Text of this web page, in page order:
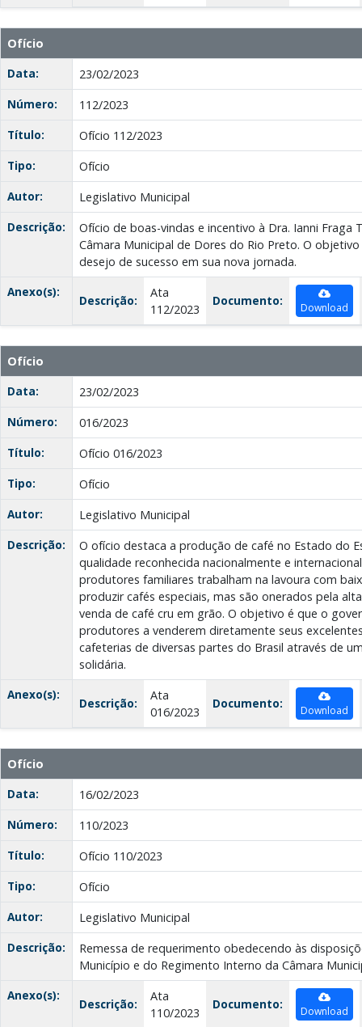
Ofício
Data:
23/02/2023
Número:
112/2023
Título:
Ofício 112/2023
Tipo:
Ofício
Autor:
Legislativo Municipal
Descrição:
Ofício de boas-vindas e incentivo à Dra. Ianni Fraga
Câmara Municipal de Dores do Rio Preto. O
desejo de sucesso em sua nova jornada.
Anexo(s):
Descrição:
Ata
112/2023
Documento: Download
Ofício
Data:
23/02/2023
Número:
016/2023
Título:
Ofício 016/2023
Tipo:
Ofício
Autor:
Legislativo Municipal
Descrição:
O ofício destaca a produção de café no Estado do
qualidade reconhecida nacionalmente e
produtores familiares trabalham na lavoura com
produzir cafés especiais, mas são onerados pela
venda de café cru em grão. O objetivo é que o
produtores a venderem diretamente seus
cafeterias de diversas partes do Brasil através de
solidária.
Anexo(s):
Descrição:
Ata
016/2023
Documento: Download
Ofício
Data:
16/02/2023
Número:
110/2023
Título:
Ofício 110/2023
Tipo:
Ofício
Autor:
Legislativo Municipal
Descrição:
Remessa de requerimento obedecendo às
Município e do Regimento Interno da Câmara
Anexo(s):
Descrição:
Ata
110/2023
Documento: Download